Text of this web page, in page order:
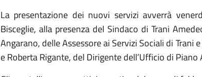
La presentazione dei nuovi servizi avverrà
Bisceglie, alla presenza del Sindaco di Trani
Angarano, delle Assessore ai Servizi Sociali di
e Roberta Rigante, del Dirigente dell’Ufficio di